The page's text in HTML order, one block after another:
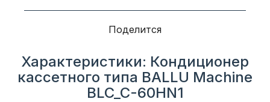
Поделится
Характеристики: Кондиционер
кассетного типа BALLU Machine
BLC_C-60HN1